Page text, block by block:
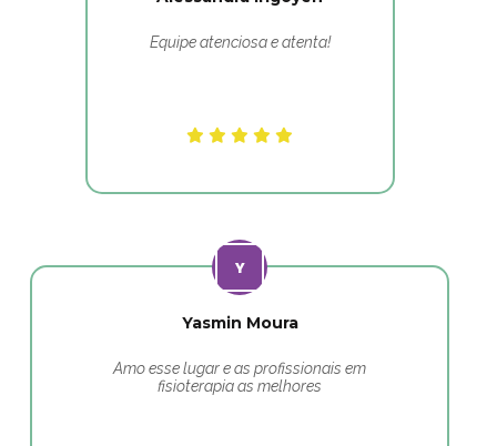
Equipe atenciosa e atenta!
Yasmin Moura
Amo esse lugar e as profissionais em
fisioterapia as melhores